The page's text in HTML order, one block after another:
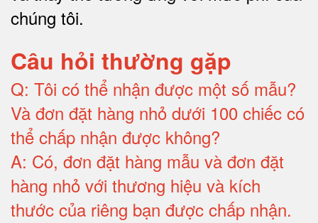
chúng tôi.
Câu hỏi thường gặp
Q: Tôi có thể nhận được một số mẫu?
Và đơn đặt hàng nhỏ dưới 100 chiếc có
thể chấp nhận được không?
A: Có, đơn đặt hàng mẫu và đơn đặt
hàng nhỏ với thương hiệu và kích
thước của riêng bạn được chấp nhận.